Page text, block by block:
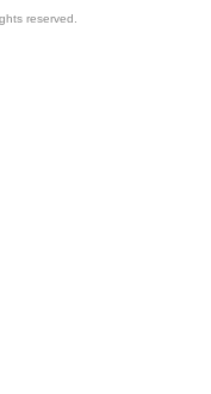
reserved.